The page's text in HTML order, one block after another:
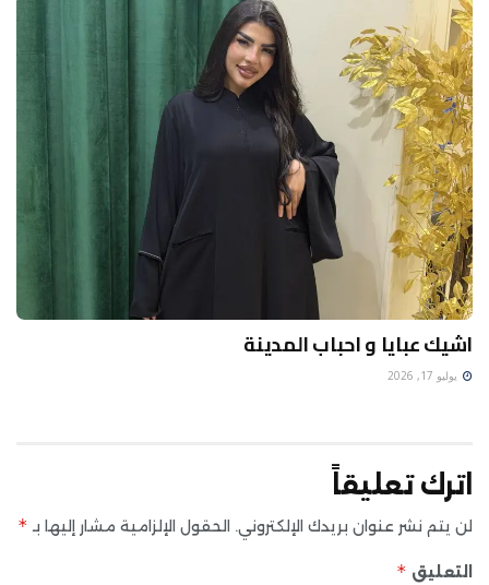
اشيك عبايا و احباب المدينة
يوليو 17, 2026
اترك تعليقاً
لن يتم نشر عنوان بريدك الإلكتروني. الحقول الإلزامية مشار إليها بـ *
التعليق *